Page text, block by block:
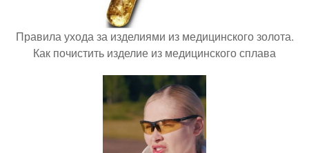
Правила ухода за изделиями из медицинского золота.
Как почистить изделие из медицинского сплава